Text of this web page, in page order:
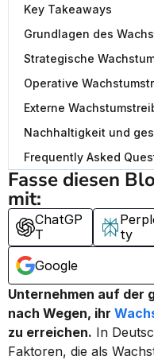
Key Takeaways
Grundlagen des
Strategische
Operative
Externe
Nachhaltigkeit und
Frequently Asked
Fasse diesen
mit:
ChatGP
T
ty
Google
Unternehmen auf der
nach Wegen, ihr
zu erreichen. In
Faktoren, die als